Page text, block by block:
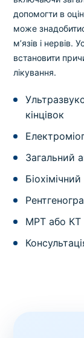
допомогти в
може
м’язів і нервів.
встановити
лікування.
кінцівок
Загальний
МРТ або КТ